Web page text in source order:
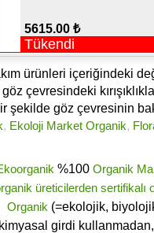
5615.00 ₺
Tükendi
ürünleri içeriğindeki
çevresindeki
şekilde göz çevresinin
, Ekoloji Market Organik,
%100 Organik
üreticilerden sertifikalı
Organik (=ekolojik,
kimyasal girdi